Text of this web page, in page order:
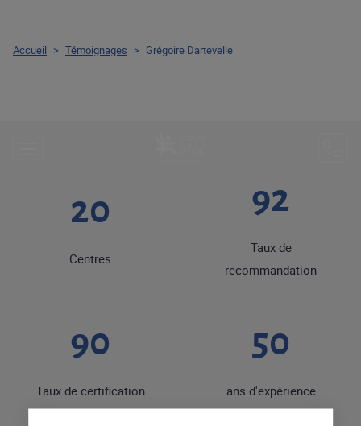
20
Centres
92
Taux de
recommandation
90
Taux de certification
50
ans d'expérience
Accueil > Témoignages > Grégoire Dartevelle